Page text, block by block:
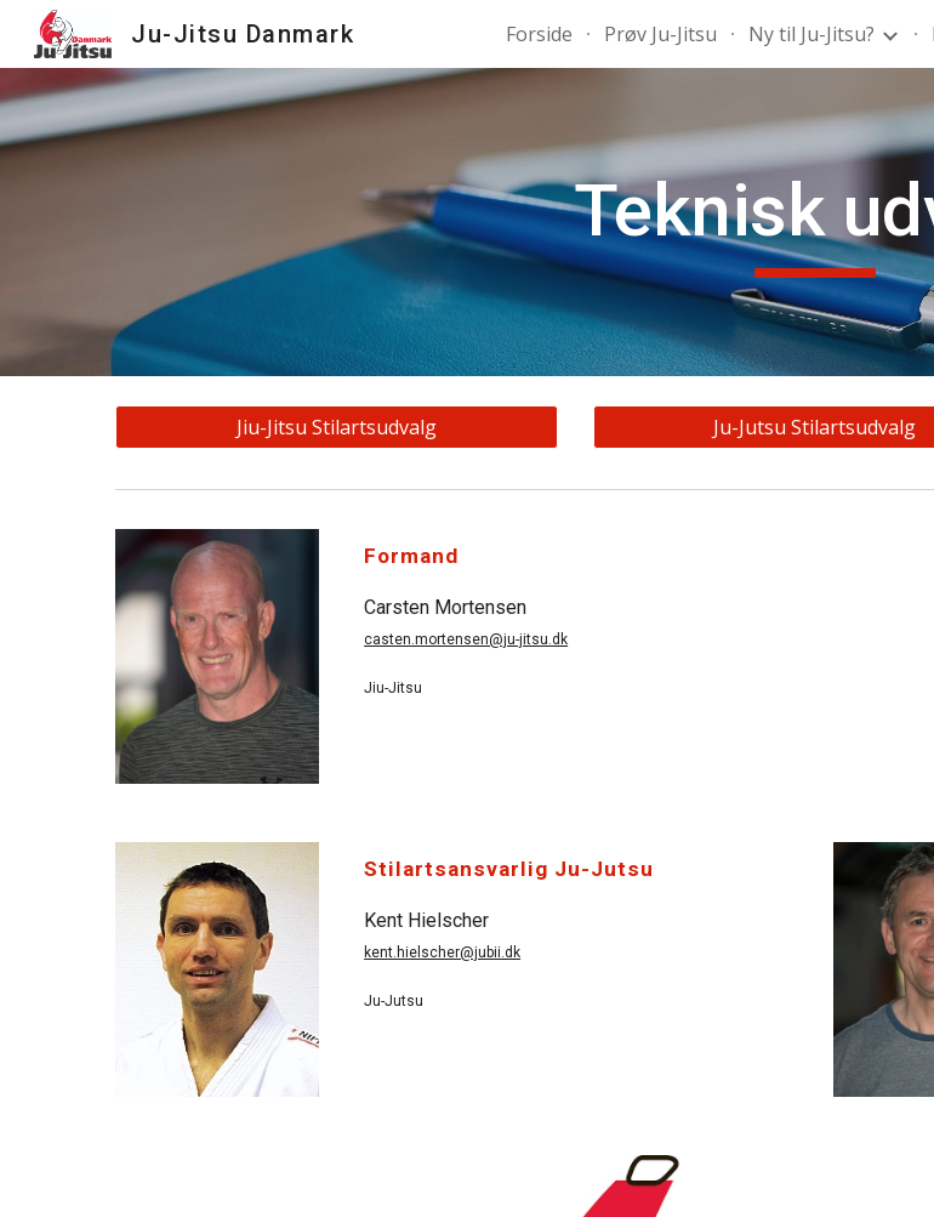
Skip to main content
Ju-Jitsu Danmark Forside Prøv Ju-Jitsu Ny til Ju-Jitsu?
Teknisk
Jiu-Jitsu Stilartsudvalg Ju-Jutsu Stilartsudvalg
Formand
Carsten Mortensen
casten.mortensen@ju-jitsu.dk
Jiu-Jitsu
Stilartsansvarlig Ju-Jutsu
Kent Hielscher
kent.hielscher@jubii.dk
Ju-Jutsu